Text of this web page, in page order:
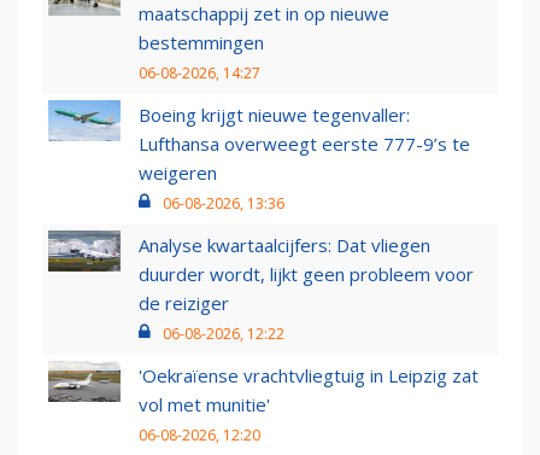
maatschappij zet in op nieuwe
bestemmingen
06-08-2026, 14:27
Boeing krijgt nieuwe tegenvaller:
Lufthansa overweegt eerste 777-9’s te
weigeren
06-08-2026, 13:36
Analyse kwartaalcijfers: Dat vliegen
duurder wordt, lijkt geen probleem voor
de reiziger
06-08-2026, 12:22
'Oekraïense vrachtvliegtuig in Leipzig zat
vol met munitie'
06-08-2026, 12:20